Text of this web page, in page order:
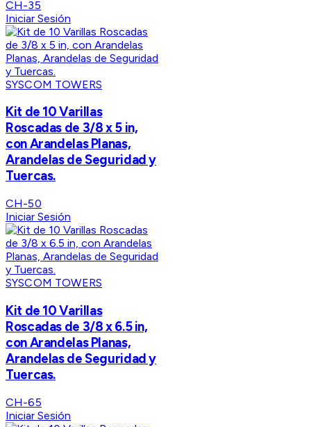
CH-35
Iniciar Sesión
SYSCOM TOWERS
Kit de 10 Varillas
Roscadas de 3/8 x 5 in,
con Arandelas Planas,
Arandelas de Seguridad y
Tuercas.
CH-50
Iniciar Sesión
SYSCOM TOWERS
Kit de 10 Varillas
Roscadas de 3/8 x 6.5 in,
con Arandelas Planas,
Arandelas de Seguridad y
Tuercas.
CH-65
Iniciar Sesión